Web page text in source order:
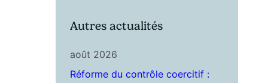
Autres actualités
août 2026
Réforme du contrôle coercitif :